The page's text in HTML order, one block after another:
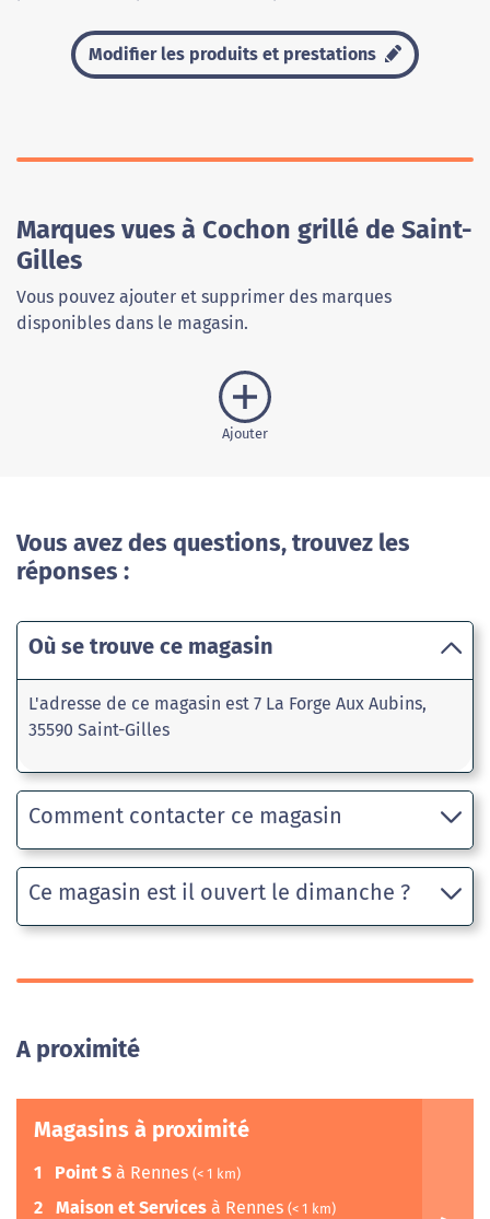
Modifier les produits et prestations
Marques vues à Cochon grillé de Saint-
Gilles
Vous pouvez ajouter et supprimer des marques
disponibles dans le magasin.
Ajouter
Vous avez des questions, trouvez les
réponses :
Où se trouve ce magasin
L'adresse de ce magasin est 7 La Forge Aux Aubins,
35590 Saint-Gilles
Comment contacter ce magasin
Ce magasin est il ouvert le dimanche ?
A proximité
Magasins à proximité
1 Point S à Rennes (< 1 km)
2 Maison et Services à Rennes (< 1 km)